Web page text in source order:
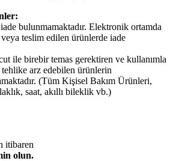
bulunmamaktadır. Elektronik ortamda
teslim edilen ürünlerde iade
ile birebir temas gerektiren ve kullanımla
tehlike arz edebilen ürünlerin
(Tüm Kişisel Bakım Ürünleri,
saat, akıllı bileklik vb.)
itibaren
olun.